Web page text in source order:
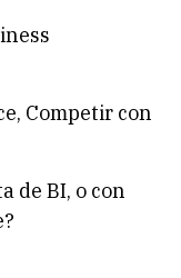
Competir con
de BI, o con